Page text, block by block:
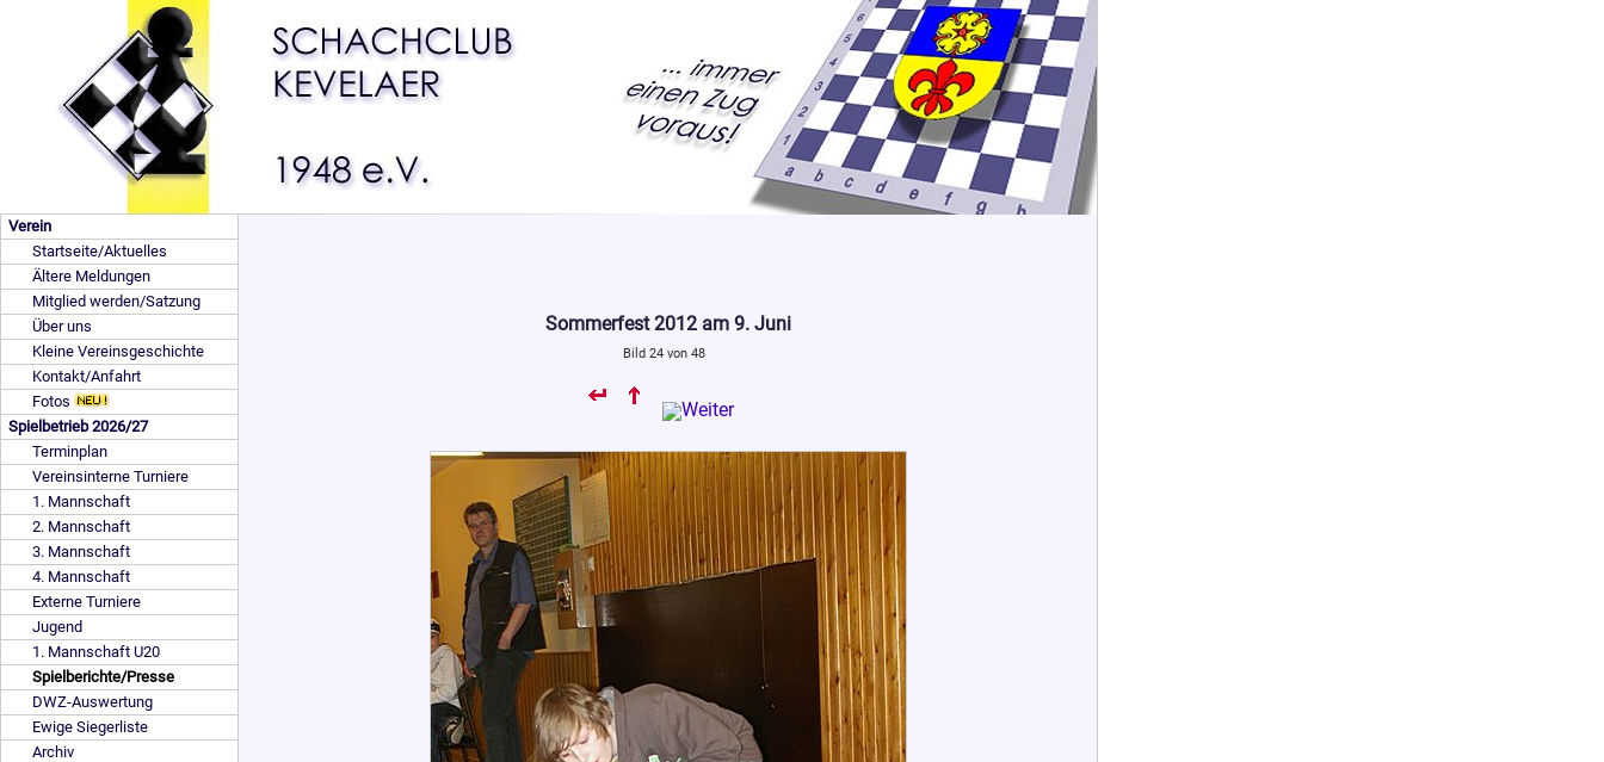
Verein
Startseite/Aktuelles
Ältere Meldungen
Mitglied werden/Satzung
Über uns
Kleine Vereinsgeschichte
Kontakt/Anfahrt
Fotos
Spielbetrieb 2026/27
Terminplan
Vereinsinterne Turniere
1. Mannschaft
2. Mannschaft
3. Mannschaft
4. Mannschaft
Externe Turniere
Jugend
1. Mannschaft U20
Spielberichte/Presse
DWZ-Auswertung
Ewige Siegerliste
Archiv
Sommerfest 2012 am 9. Juni
Bild 24 von 48